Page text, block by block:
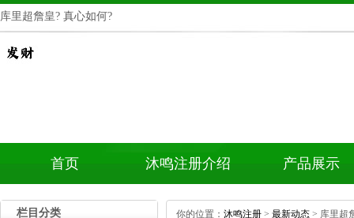
库里超詹皇?真心如何?
首页 沐鸣注册介绍 产品展示
栏目分类 你的位置： 沐鸣注册 > 最新动态 >库里超